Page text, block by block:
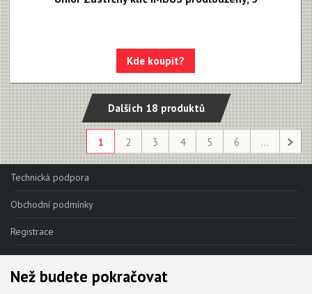
Kde koupit?
Dalších 18 produktů
1 2 3 4 5 6 ...
Technická podpora
Obchodní podmínky
Registrace
Reklamace
Kde nakoupit
Než budete pokračovat